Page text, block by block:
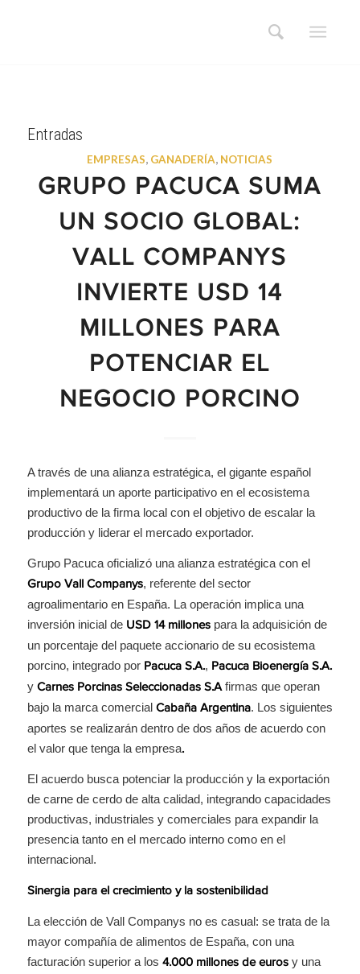
Entradas
EMPRESAS, GANADERÍA, NOTICIAS
GRUPO PACUCA SUMA
UN SOCIO GLOBAL:
VALL COMPANYS
INVIERTE USD 14
MILLONES PARA
POTENCIAR EL
NEGOCIO PORCINO
A través de una alianza estratégica, el gigante español
implementará un aporte participativo en el ecosistema
productivo de la firma local con el objetivo de escalar la
producción y liderar el mercado exportador.
Grupo Pacuca oficializó una alianza estratégica con el
Grupo Vall Companys, referente del sector
agroalimentario en España. La operación implica una
inversión inicial de USD 14 millonespara la adquisición de
un porcentaje del paquete accionario de su ecosistema
porcino, integrado por Pacuca S.A., Pacuca Bioenergía S.A.
y Carnes Porcinas Seleccionadas S.A firmas que operan
bajo la marca comercial Cabaña Argentina. Los siguientes
aportes se realizarán dentro de dos años de acuerdo con
el valor que tenga la empresa.
El acuerdo busca potenciar la producción y la exportación
de carne de cerdo de alta calidad, integrando capacidades
productivas, industriales y comerciales para expandir la
presencia tanto en el mercado interno como en el
internacional.
Sinergia para el crecimiento y la sostenibilidad
La elección de Vall Companys no es casual: se trata de la
mayor compañía de alimentos de España, con una
facturación superior a los 4.000 millones de eurosy una